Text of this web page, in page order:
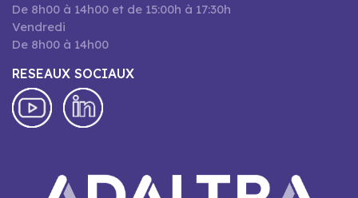
De 8h00 à 14h00 et de 15:00h à 17:30h
Vendredi
De 8h00 à 14h00
RESEAUX SOCIAUX